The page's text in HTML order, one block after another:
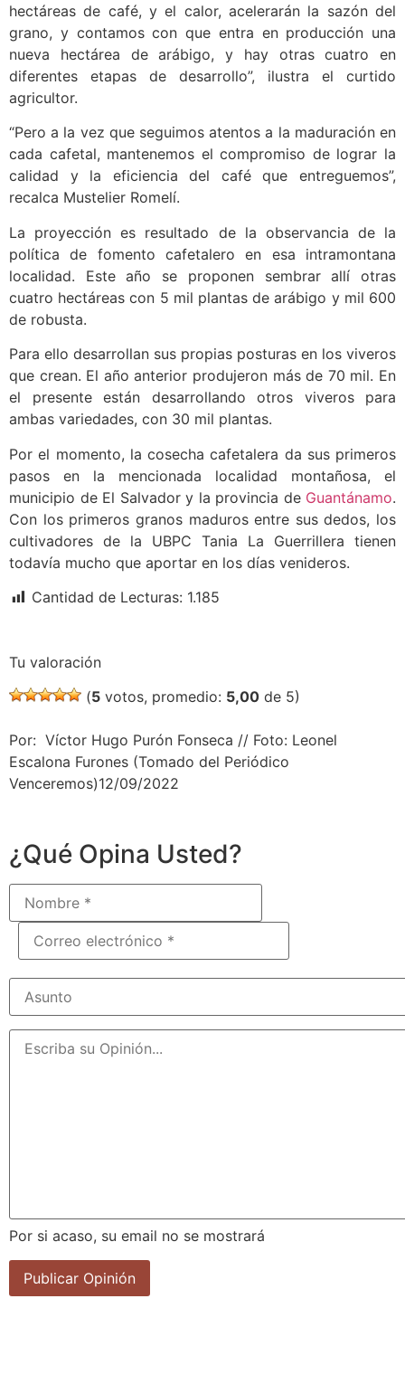
hectáreas de café, y el calor, acelerarán la sazón del
grano, y contamos con que entra en producción una
nueva hectárea de arábigo, y hay otras cuatro en
diferentes etapas de desarrollo”, ilustra el curtido
agricultor.
“Pero a la vez que seguimos atentos a la maduración en
cada cafetal, mantenemos el compromiso de lograr la
calidad y la eficiencia del café que entreguemos”,
recalca Mustelier Romelí.
La proyección es resultado de la observancia de la
política de fomento cafetalero en esa intramontana
localidad. Este año se proponen sembrar allí otras
cuatro hectáreas con 5 mil plantas de arábigo y mil 600
de robusta.
Para ello desarrollan sus propias posturas en los viveros
que crean. El año anterior produjeron más de 70 mil. En
el presente están desarrollando otros viveros para
ambas variedades, con 30 mil plantas.
Por el momento, la cosecha cafetalera da sus primeros
pasos en la mencionada localidad montañosa, el
municipio de El Salvador y la provincia de Guantánamo.
Con los primeros granos maduros entre sus dedos, los
cultivadores de la UBPC Tania La Guerrillera tienen
todavía mucho que aportar en los días venideros.
Cantidad de Lecturas: 1.185
Tu valoración
(5 votos, promedio: 5,00 de 5)
Por: Víctor Hugo Purón Fonseca // Foto: Leonel
Escalona Furones (Tomado del Periódico
Venceremos)12/09/2022
¿Qué Opina Usted?
Por si acaso, su email no se mostrará